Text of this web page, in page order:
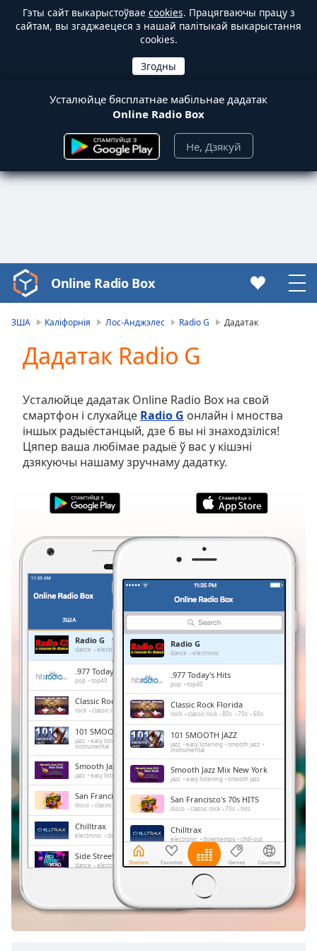
Гэты сайт выкарыстоўвае cookies. Працягваючы працу з
сайтам, вы згаджаецеся з нашай палітыкай выкарыстання
cookies.
Усталюйце бясплатнае мабільнае дадатак
Online Radio Box
Не, Дзякуй
Video
Player
Video
Skip
Backward
Skip
Forward
Mute
Current
Duration-:-
0.00%
Stream
TypeLIVE
Seek to
LIVE
Remaining
Time-
Playback
Chapters
Chapters
Descriptions
descriptions
off,
Subtitles
subtitles
Online Radio Box
ЗША Каліфорнія Лос-Анджэлес Radio G Дадатак
Дадатак Radio G
Усталюйце дадатак Online Radio Box на свой
смартфон і слухайце Radio G онлайн і мноства
іншых радыёстанцый, дзе б вы ні знаходзіліся!
Цяпер ваша любімае радыё ў вас у кішэні
дзякуючы нашаму зручнаму дадатку.
ЗША
Radio G
dance electronic
.977 Today's Hits
pop top40
Classic Rock Florida
rock classic rock 80s 70s 60s
101 SMOOTH JAZZ
jazz easy listening smooth jazz
instrumental
Smooth Jazz Mix New York
jazz easy listening smooth jazz
San Francisco's 70s HITS
disco classic rock 70s hits
Chilltrax
electronic downtempo chill-out
Side Street Radio
dance electronic trance house
progressive house
FOX News Talk
Radio G
dance electronic
.977 Today's Hits
pop top40
Classic Rock Florida
rock classic rock 80s 70s 60s
101 SMOOTH JAZZ
jazz easy listening smooth jazz
instrumental
Smooth Jazz Mix New York
jazz easy listening smooth jazz
San Francisco's 70s HITS
disco classic rock 70s hits
Chilltrax
electronic downtempo chill-out
Side Street Radio
dance electronic trance house
progressive house
FOX News Talk